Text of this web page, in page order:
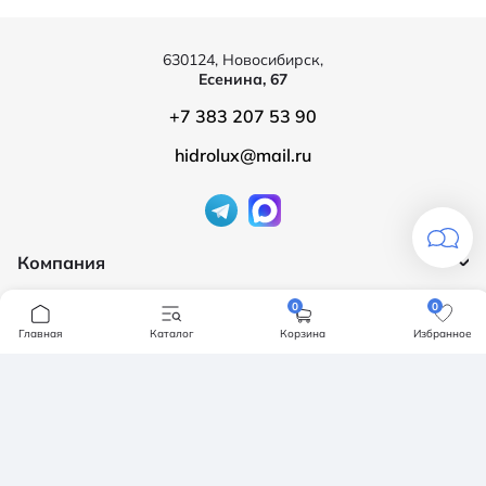
Компания
О компании
Бренды
Продукция
Ванны
630124, Новосибирск,
Есенина, 67
+7 383 207 53 90
hidrolux@mail.ru
Главная Каталог
0
Корзина
0
Избранное